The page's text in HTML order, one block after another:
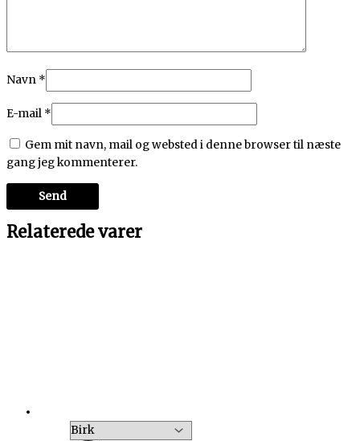
Navn *
E-mail *
Gem mit navn, mail og websted i denne browser til næste
gang jeg kommenterer.
Relaterede varer